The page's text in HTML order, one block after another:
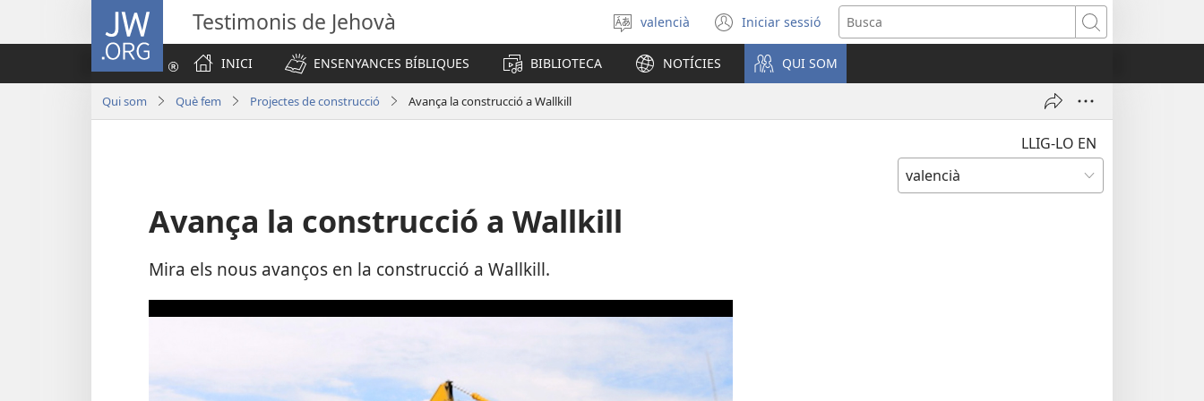
JW.ORG Testimonis de Jehovà
Seleccionar
un
idioma
valencià Iniciar sessió
(obri
en
una
finestra
Busca
INICI
ENSENYANCES BÍBLIQUES BIBLIOTECA NOTÍCIES QUI SOM
Qui som Què fem Projectes de construcció Avança la construcció a Wallkill
LLIG-LO EN
Avança la construcció a Wallkill
Mira els nous avanços en la construcció a Wallkill.